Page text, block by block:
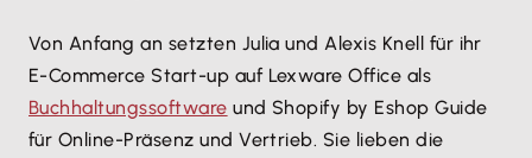
Von Anfang an setzten Julia und Alexis Knell für ihr
E-Commerce Start-up auf Lexware Office als
Buchhaltungssoftware und Shopify by Eshop Guide
für Online-Präsenz und Vertrieb. Sie lieben die